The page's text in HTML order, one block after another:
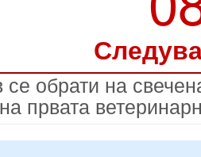
обрати на
првата